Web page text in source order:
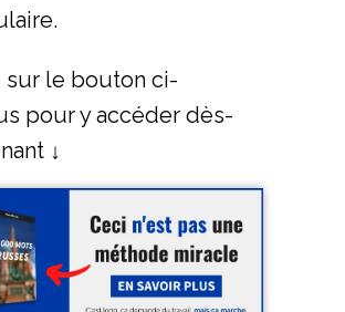
sur le bouton ci-
pour y accéder dès-
↓